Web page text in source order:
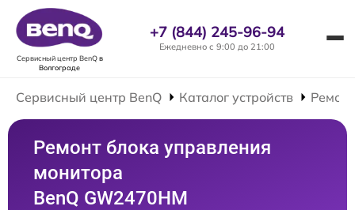
Сервисный центр BenQв
Волгограде
+7 (844) 245-96-94
Ежедневно с 9:00 до 21:00
Сервисный центр BenQ Каталог устройств
Ремонт блока управления
монитора
BenQ GW2470HM